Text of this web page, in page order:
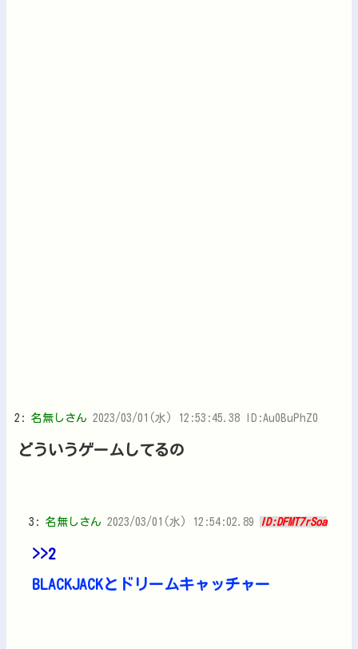
2: 名無しさん 2023/03/01(水) 12:53:45.38 ID:Au0BuPhZ0
どういうゲームしてるの
3: 名無しさん 2023/03/01(水) 12:54:02.89 ID:DFMT7rSoa
>>2
BLACKJACKとドリームキャッチャー